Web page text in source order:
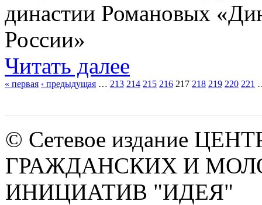
династии Романовых
России»
Читать далее
« первая ‹ предыдущая … 213 214 215 216 217 218 219 220 221
© Сетевое издание
ГРАЖДАНСКИХ И
ИНИЦИАТИВ "ИДЕЯ"